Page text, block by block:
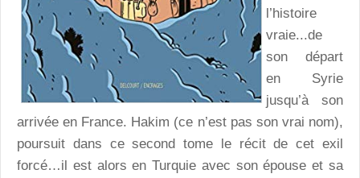
l’histoire
vraie...de
son départ
en Syrie
jusqu’à son
arrivée en France. Hakim (ce n’est pas son vrai nom),
poursuit dans ce second tome le récit de cet exil
forcé…il est alors en Turquie avec son épouse et sa